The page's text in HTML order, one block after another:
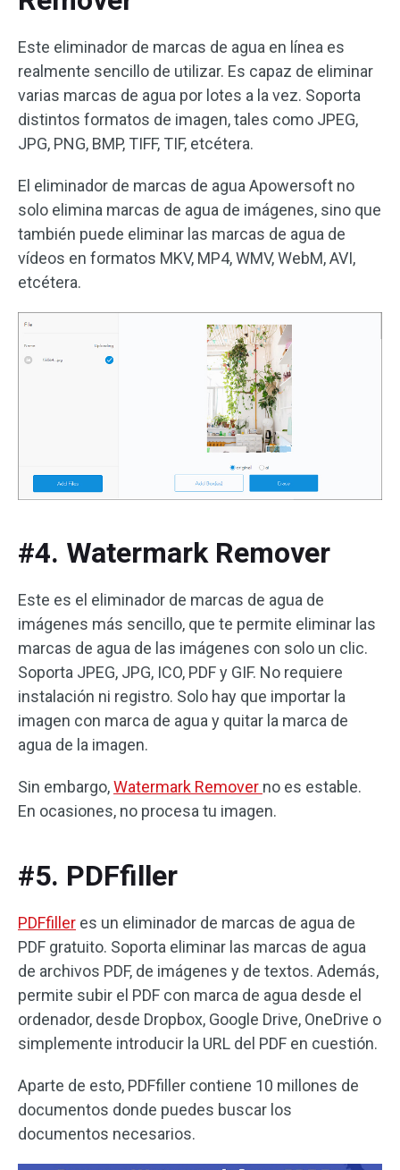
Este eliminador de marcas de agua en línea es
realmente sencillo de utilizar. Es capaz de eliminar
varias marcas de agua por lotes a la vez. Soporta
distintos formatos de imagen, tales como JPEG,
JPG, PNG, BMP, TIFF, TIF, etcétera.
El eliminador de marcas de agua Apowersoft no
solo elimina marcas de agua de imágenes, sino que
también puede eliminar las marcas de agua de
vídeos en formatos MKV, MP4, WMV, WebM, AVI,
etcétera.
#4. Watermark Remover
Este es el eliminador de marcas de agua de
imágenes más sencillo, que te permite eliminar las
marcas de agua de las imágenes con solo un clic.
Soporta JPEG, JPG, ICO, PDF y GIF. No requiere
instalación ni registro. Solo hay que importar la
imagen con marca de agua y quitar la marca de
agua de la imagen.
Sin embargo,Watermark Remover no es estable.
En ocasiones, no procesa tu imagen.
#5. PDFfiller
PDFfiller es un eliminador de marcas de agua de
PDF gratuito. Soporta eliminar las marcas de agua
de archivos PDF, de imágenes y de textos. Además,
permite subir el PDF con marca de agua desde el
ordenador, desde Dropbox, Google Drive, OneDrive o
simplemente introducir la URL del PDF en cuestión.
Aparte de esto, PDFfiller contiene 10 millones de
documentos donde puedes buscar los
documentos necesarios.